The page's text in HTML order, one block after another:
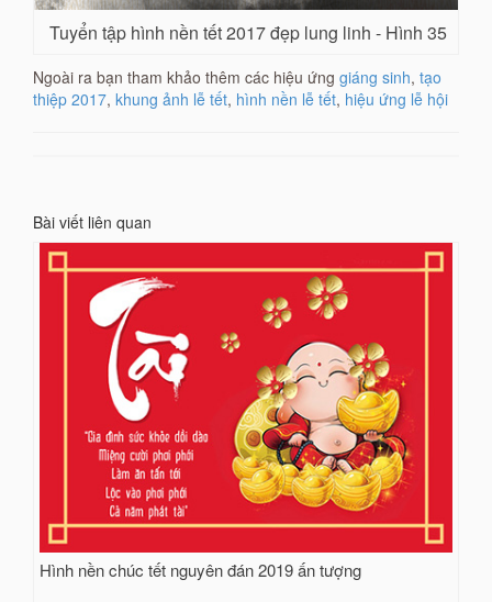
Tuyển tập hình nền tết 2017 đẹp lung linh - Hình 35
Ngoài ra bạn tham khảo thêm các hiệu ứng giáng sinh, tạo
thiệp 2017, khung ảnh lễ tết, hình nền lễ tết, hiệu ứng lễ hội
Bài viết liên quan
Hình nền chúc tết nguyên đán 2019 ấn tượng